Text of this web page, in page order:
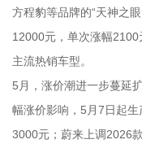
方程豹等品牌的“天神之
12000元，单次涨幅
主流热销车型。
5月，涨价潮进一步蔓延
幅涨价影响，5月7日起
3000元；蔚来上调2026